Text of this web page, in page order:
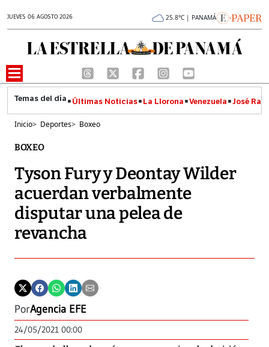
JUEVES 06 AGOSTO 2026 25.8°C | PANAMÁ
Últimas Noticias La Llorona Venezuela José
Inicio> Deportes> Boxeo
BOXEO
Tyson Fury y Deontay Wilder
acuerdan verbalmente
disputar una pelea de
revancha
PorAgencia EFE
24/05/2021 00:00